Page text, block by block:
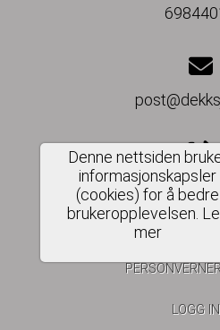
Del
Denne nettsiden
informasjonskapsler
(cookies) for å bedre
brukeropplevelsen.
mer
LOGG